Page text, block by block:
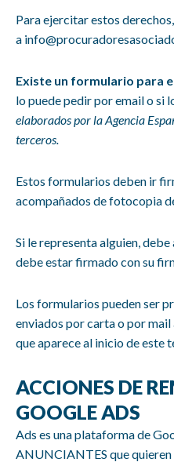
Para ejercitar estos
a
Existe un formulario para
lo puede pedir por email o si
elaborados por la Agencia
terceros.
Estos formularios deben ir
acompañados de fotocopia
Si le representa alguien,
debe estar firmado con su
Los formularios pueden ser
enviados por carta o por
que aparece al inicio de este
ACCIONES DE
GOOGLE ADS
Ads es una plataforma de
ANUNCIANTES que